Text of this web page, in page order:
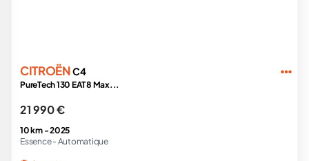
CITROËNC4
PureTech 130 EAT8 Max...
21 990 €
10 km -2025
Essence - Automatique